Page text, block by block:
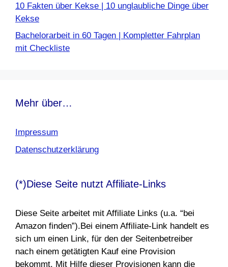
10 Fakten über Kekse | 10 unglaubliche Dinge über
Kekse
Bachelorarbeit in 60 Tagen | Kompletter Fahrplan
mit Checkliste
Mehr über…
Impressum
Datenschutzerklärung
(*)Diese Seite nutzt Affiliate-Links
Diese Seite arbeitet mit Affiliate Links (u.a. “bei
Amazon finden”).Bei einem Affiliate-Link handelt es
sich um einen Link, für den der Seitenbetreiber
nach einem getätigten Kauf eine Provision
bekommt. Mit Hilfe dieser Provisionen kann die